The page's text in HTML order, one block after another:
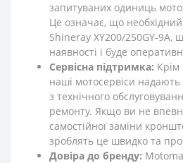
запитуваних одиниць
Це означає, що
Shineray XY200/250GY-9A,
наявності і буде
Сервісна підтримка: Крім
наші мотосервіси
з технічного
ремонту. Якщо ви не
самостійної заміни
зроблять це швидко та
Довіра до бренду: